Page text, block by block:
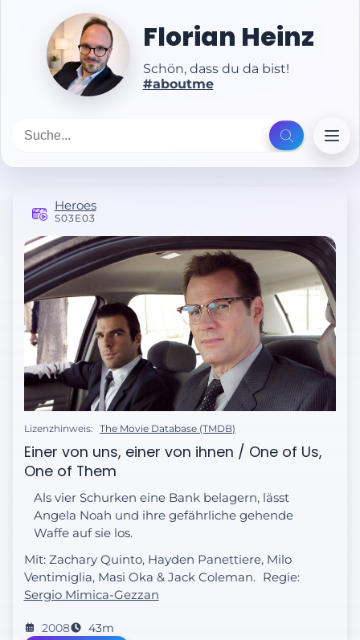
Florian Heinz
Schön, dass du da bist!
#aboutme
Heroes
S03E03
Lizenzhinweis: The Movie Database (TMDB)
Einer von uns, einer von ihnen / One of Us,
One of Them
Als vier Schurken eine Bank belagern, lässt
Angela Noah und ihre gefährliche gehende
Waffe auf sie los.
Mit: Zachary Quinto, Hayden Panettiere, Milo
Ventimiglia, Masi Oka & Jack Coleman.
Regie:
Sergio Mimica-Gezzan
2008 43m